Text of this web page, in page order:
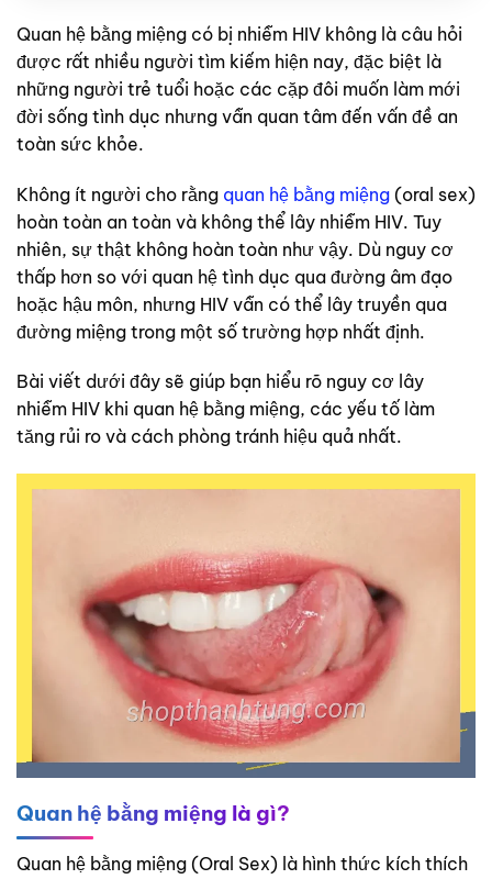
Quan hệ bằng miệng có bị nhiễm HIV không là câu hỏi
được rất nhiều người tìm kiếm hiện nay, đặc biệt là
những người trẻ tuổi hoặc các cặp đôi muốn làm mới
đời sống tình dục nhưng vẫn quan tâm đến vấn đề an
toàn sức khỏe.
Không ít người cho rằng quan hệ bằng miệng (oral sex)
hoàn toàn an toàn và không thể lây nhiễm HIV. Tuy
nhiên, sự thật không hoàn toàn như vậy. Dù nguy cơ
thấp hơn so với quan hệ tình dục qua đường âm đạo
hoặc hậu môn, nhưng HIV vẫn có thể lây truyền qua
đường miệng trong một số trường hợp nhất định.
Bài viết dưới đây sẽ giúp bạn hiểu rõ nguy cơ lây
nhiễm HIV khi quan hệ bằng miệng, các yếu tố làm
tăng rủi ro và cách phòng tránh hiệu quả nhất.
Quan hệ bằng miệng là gì?
Quan hệ bằng miệng (Oral Sex) là hình thức kích thích